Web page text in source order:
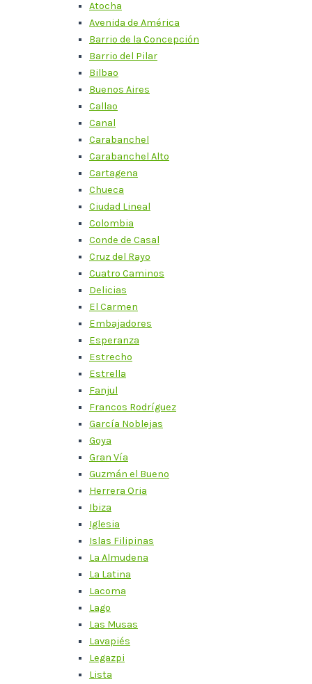
Atocha
Avenida de América
Barrio de la Concepción
Barrio del Pilar
Bilbao
Buenos Aires
Callao
Canal
Carabanchel
Carabanchel Alto
Cartagena
Chueca
Ciudad Lineal
Colombia
Conde de Casal
Cruz del Rayo
Cuatro Caminos
Delicias
El Carmen
Embajadores
Esperanza
Estrecho
Estrella
Fanjul
Francos Rodríguez
García Noblejas
Goya
Gran Vía
Guzmán el Bueno
Herrera Oria
Ibiza
Iglesia
Islas Filipinas
La Almudena
La Latina
Lacoma
Lago
Las Musas
Lavapiés
Legazpi
Lista